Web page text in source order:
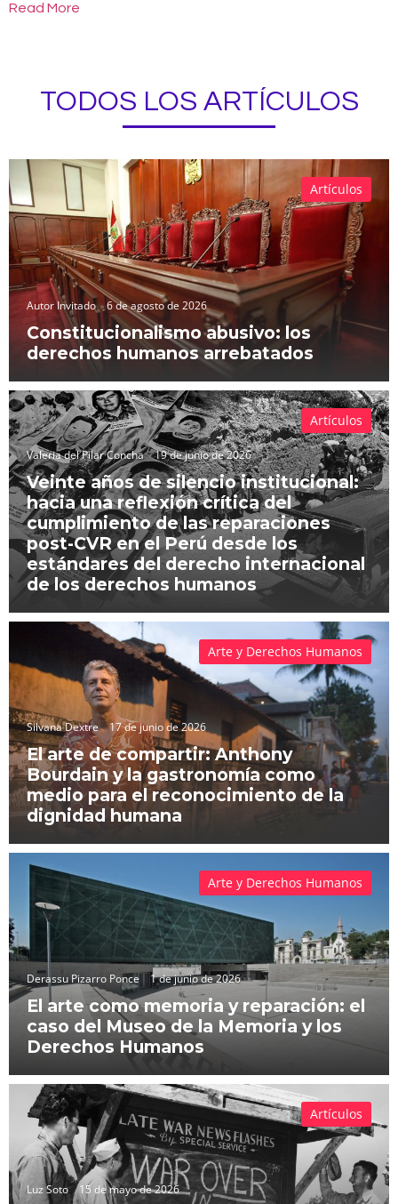
Read More
TODOS LOS ARTÍCULOS
Autor Invitado 6 de agosto de 2026
Constitucionalismo abusivo: los
derechos humanos arrebatados
Artículos
Valeria del Pilar Concha 19 de junio de 2026
Veinte años de silencio institucional:
hacia una reflexión crítica del
cumplimiento de las reparaciones
post-CVR en el Perú desde los
estándares del derecho internacional
de los derechos humanos
Artículos
Silvana Dextre 17 de junio de 2026
El arte de compartir: Anthony
Bourdain y la gastronomía como
medio para el reconocimiento de la
dignidad humana
Arte y Derechos Humanos
Derassu Pizarro Ponce 1 de junio de 2026
El arte como memoria y reparación: el
caso del Museo de la Memoria y los
Derechos Humanos
Arte y Derechos Humanos
Luz Soto 15 de mayo de 2026
Artículos